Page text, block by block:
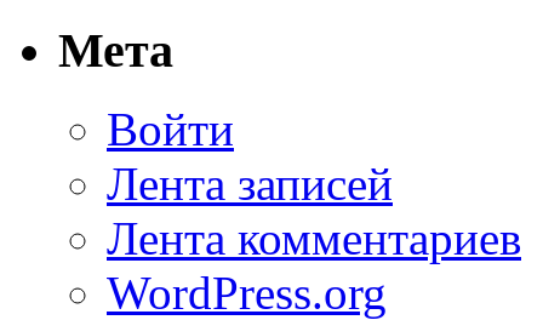
Мета
Войти
Лента записей
Лента комментариев
WordPress.org